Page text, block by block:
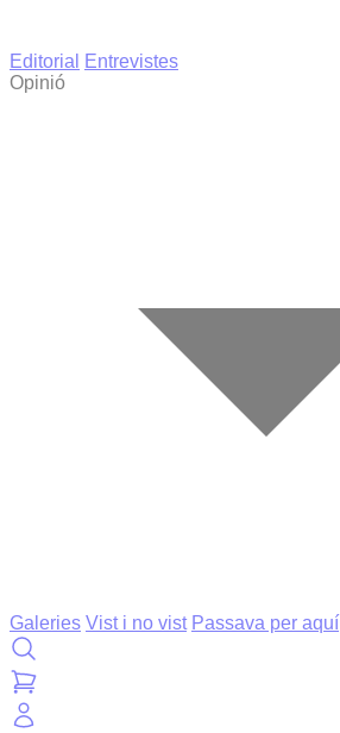
Editorial
Entrevistes
Opinió
Galeries Vist i no vist Passava per aquí